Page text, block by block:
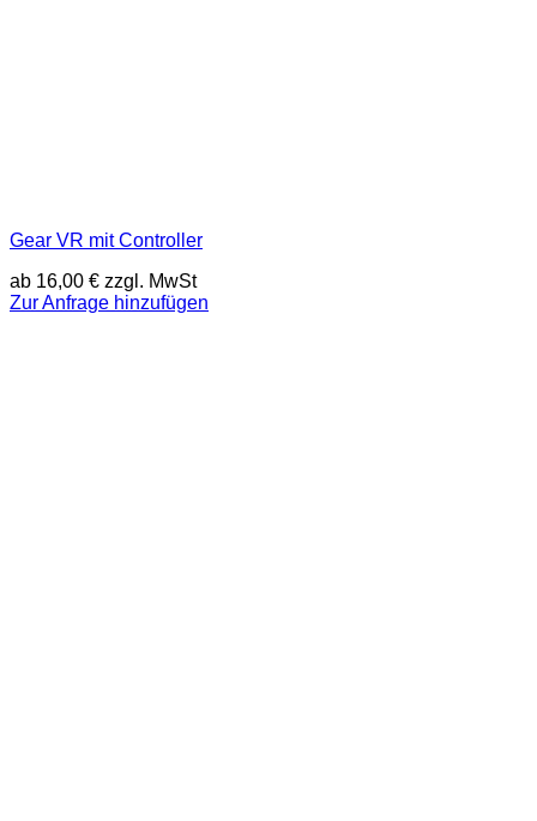
Gear VR mit Controller
ab 16,00 € zzgl. MwSt
Zur Anfrage hinzufügen